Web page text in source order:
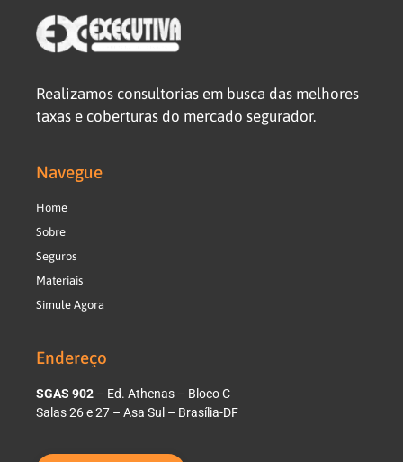
Realizamos consultorias em busca das melhores
taxas e coberturas do mercado segurador.
Navegue
Home
Sobre
Seguros
Materiais
Simule Agora
Endereço
SGAS 902 – Ed. Athenas – Bloco C
Salas 26 e 27 – Asa Sul – Brasília-DF